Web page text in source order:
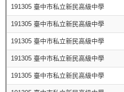
191305 臺中市私立新民高級中學
191305 臺中市私立新民高級中學
191305 臺中市私立新民高級中學
191305 臺中市私立新民高級中學
191305 臺中市私立新民高級中學